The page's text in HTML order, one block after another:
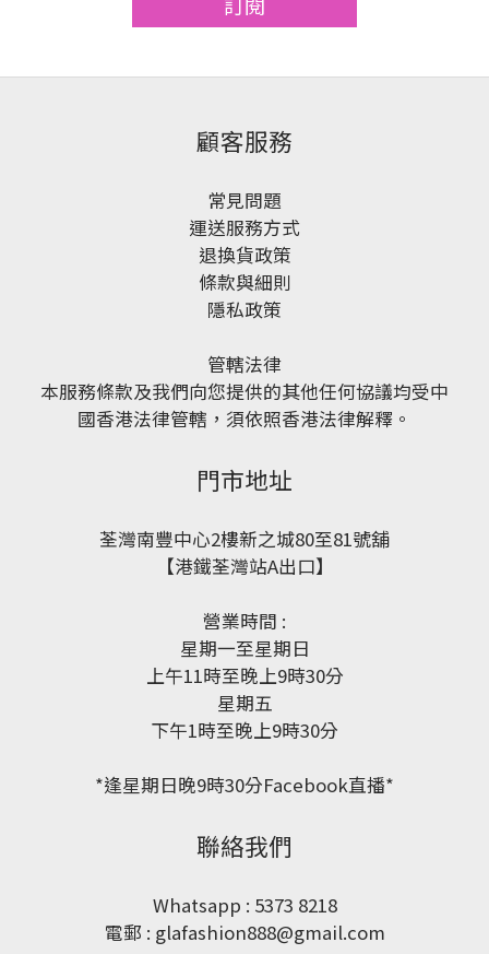
顧客服務
常見問題
運送服務方式
退換貨政策
條款與細則
隱私政策
管轄法律
本服務條款及我們向您提供的其他任何協議均受中
國香港法律管轄，須依照香港法律解釋。
門市地址
荃灣南豐中心2樓新之城80至81號舖
【港鐵荃灣站A出口】
營業時間 :
星期一至星期日
上午11時至晚上9時30分
星期五
下午1時至晚上9時30分
*逢星期日晚9時30分Facebook直播*
聯絡我們
Whatsapp : 5373 8218
電郵 : glafashion888@gmail.com